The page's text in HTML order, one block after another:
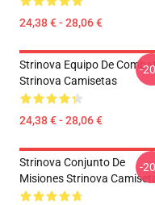
24,38 € - 28,06 €
Strinova Equipo De
Strinova Camisetas
24,38 € - 28,06 €
-
Strinova Conjunto De
Misiones Strinova
-